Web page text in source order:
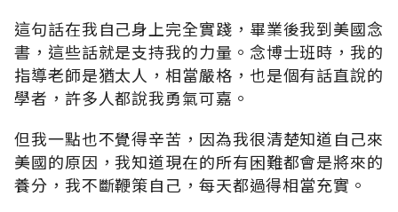
這句話在我自己身上完全實踐，畢業後我到美國念
書，這些話就是支持我的力量。念博士班時，我的
指導老師是猶太人，相當嚴格，也是個有話直說的
學者，許多人都說我勇氣可嘉。
但我一點也不覺得辛苦，因為我很清楚知道自己來
美國的原因，我知道現在的所有困難都會是將來的
養分，我不斷鞭策自己，每天都過得相當充實。